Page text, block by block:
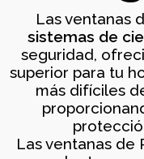
Las ventanas
sistemas de
seguridad,
superior para tu
más difíciles
Las ventanas de